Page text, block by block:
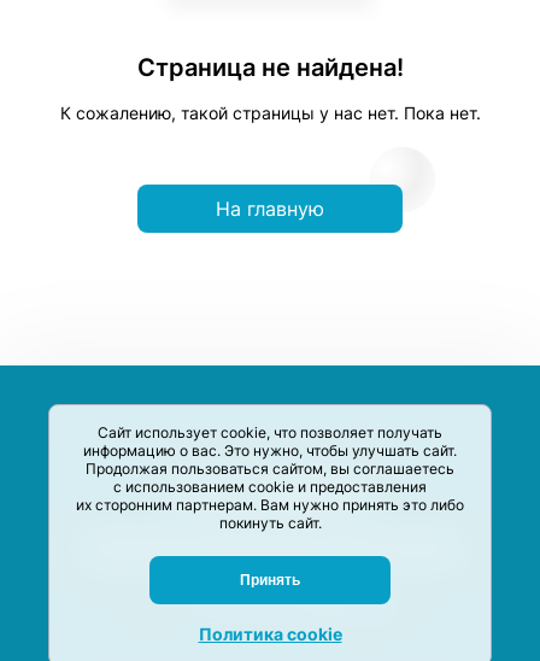
Сайт использует cookie, что позволяет получать
информацию о вас. Это нужно, чтобы улучшать сайт.
Продолжая пользоваться сайтом, вы соглашаетесь
с использованием cookie и предоставления
их сторонним партнерам. Вам нужно принять это либо
покинуть сайт.
Принять
Политика cookie
Страница не найдена!
К сожалению, такой страницы у нас нет. Пока нет.
На главную
систематизации акций и скидок на товары и услуги в РФ
Задать вопрос
© M-Social production 2020 –2026